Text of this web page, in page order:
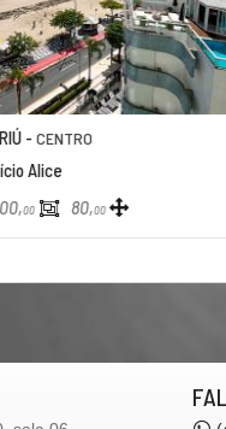
-CENTRO
Alice
00 80,00